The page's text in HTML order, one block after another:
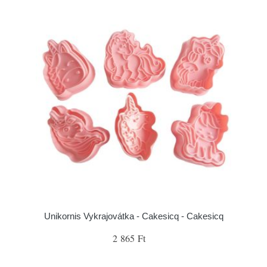
Unikornis Vykrajovátka - Cakesicq - Cakesicq
2 865 Ft